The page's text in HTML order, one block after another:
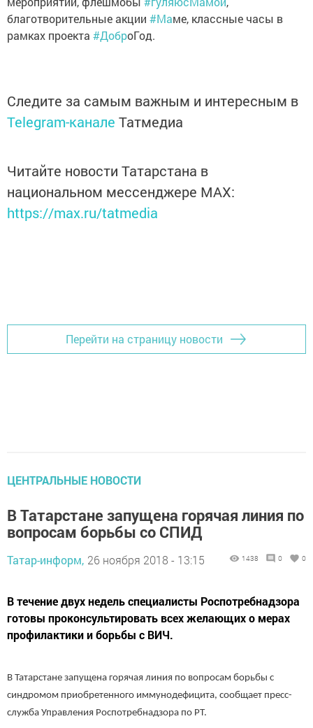
благотворительные акции #Маме, классные часы в
рамках проекта #ДоброГод.
Следите за самым важным и интересным в
Telegram-канале Татмедиа
Читайте новости Татарстана в
национальном мессенджере MАХ:
https://max.ru/tatmedia
Перейти на страницу новости
ЦЕНТРАЛЬНЫЕ НОВОСТИ
В Татарстане запущена горячая линия по
вопросам борьбы со СПИД
Татар-информ, 26 ноября 2018 - 13:15 1438 0 0
В течение двух недель специалисты Роспотребнадзора
готовы проконсультировать всех желающих о мерах
профилактики и борьбы с ВИЧ.
В Татарстане запущена горячая линия по вопросам борьбы с
синдромом приобретенного иммунодефицита, сообщает пресс-
служба Управления Роспотребнадзора по РТ.